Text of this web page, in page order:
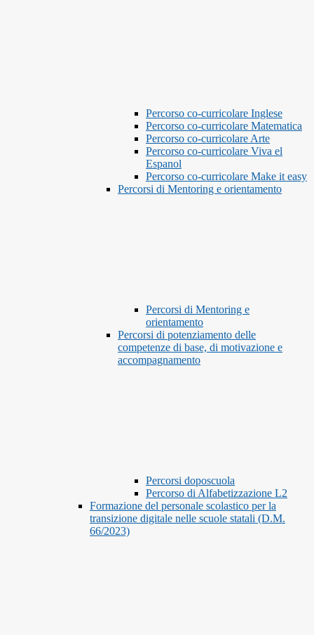
Percorso co-curricolare Inglese
Percorso co-curricolare Matematica
Percorso co-curricolare Arte
Percorso co-curricolare Viva el
Espanol
Percorso co-curricolare Make it easy
Percorsi di Mentoring e orientamento
Percorsi di Mentoring e
orientamento
Percorsi di potenziamento delle
competenze di base, di motivazione e
accompagnamento
Percorsi doposcuola
Percorso di Alfabetizzazione L2
Formazione del personale scolastico per la
transizione digitale nelle scuole statali (D.M.
66/2023)